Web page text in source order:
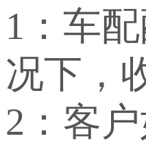
1：车
况下，
2：客